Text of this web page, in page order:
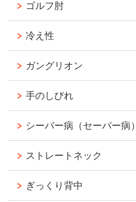
ゴルフ肘
冷え性
ガングリオン
手のしびれ
シーバー病（セーバー病）
ストレートネック
ぎっくり背中